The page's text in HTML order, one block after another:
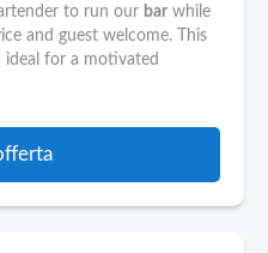
to run our bar while
and guest welcome. This
ideal for a motivated